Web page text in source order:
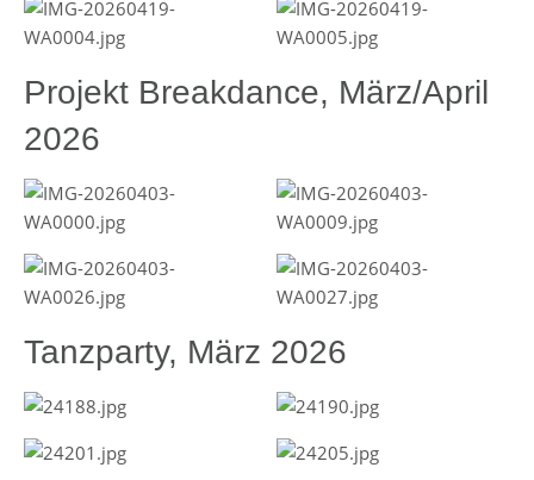
Projekt Breakdance, März/April
2026
Tanzparty, März 2026